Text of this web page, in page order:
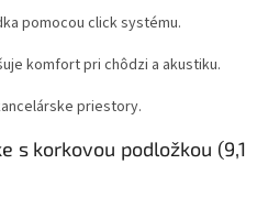
pomocou click systému.
komfort pri chôdzi a akustiku.
priestory.
s korkovou podložkou (9,1